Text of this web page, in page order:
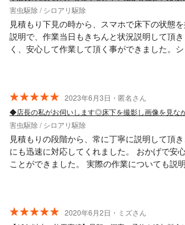
害虫駆除 / シロアリ駆除
見積もり下見の時から、スマホで床下の状態
説明で、作業当日もきちんと状況説明して頂
く、安心して作業して頂く事ができました。
ればもうしなくて良い事を願いますが、また
2023年6月3日・匿名さん
害虫駆除 / シロアリ駆除
見積もりの段階から、常に丁寧に説明して頂
にも迅速に対応してくれました。 おかげで安
ことができました。 実際の作業についても説
2020年6月2日・ミズさん